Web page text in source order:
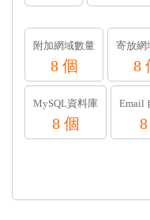
附加網域數量
8 個
寄放網
8
MySQL資料庫
8 個
Email